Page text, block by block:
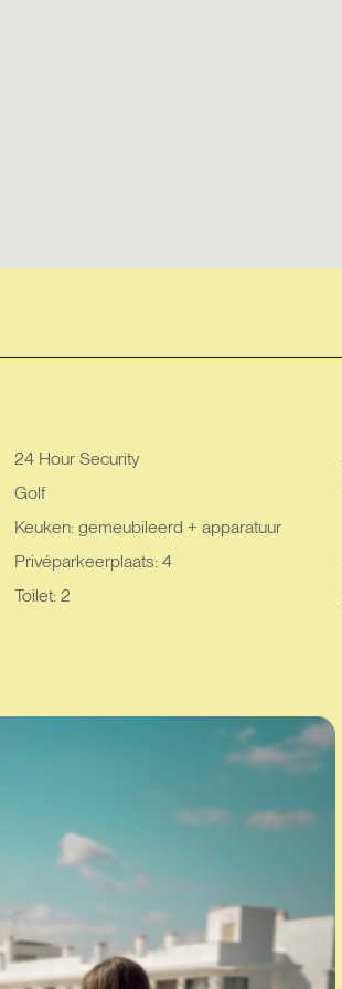
24 Hour Security
Golf
Keuken: gemeubileerd + apparatuur
Privéparkeerplaats: 4
Toilet: 2